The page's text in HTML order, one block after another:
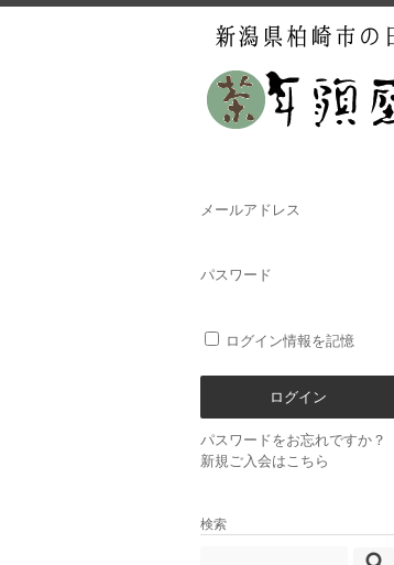
メールアドレス
パスワード
ログイン情報を記憶
パスワードをお忘れですか？
新規ご入会はこちら
検索